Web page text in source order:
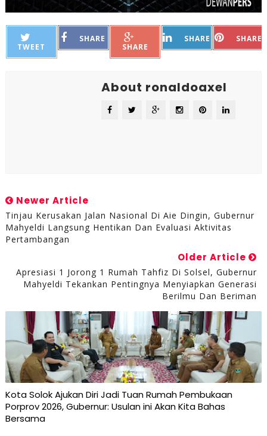
TWEET
SHARE
SHARE
SHARE SHARE
About ronaldoaxel
Newer Article
Tinjau Kerusakan Jalan Nasional Di Aie Dingin, Gubernur
Mahyeldi Langsung Hentikan Dan Evaluasi Aktivitas
Pertambangan
Older Article
Apresiasi 1 Jorong 1 Rumah Tahfiz Di Solsel, Gubernur
Mahyeldi Tekankan Pentingnya Menyiapkan Generasi
Berilmu Dan Beriman
Kota Solok Ajukan Diri Jadi Tuan Rumah Pembukaan
Porprov 2026, Gubernur: Usulan ini Akan Kita Bahas
Bersama